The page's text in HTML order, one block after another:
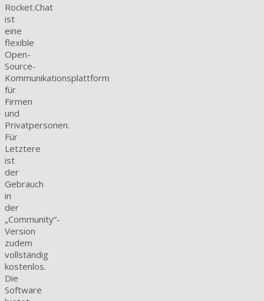
Rocket.Chat
ist
eine
flexible
Open-
Source-
Kommunikationsplattform
für
Firmen
und
Privatpersonen.
Für
Letztere
ist
der
Gebrauch
in
der
„Community“-
Version
zudem
vollständig
kostenlos.
Die
Software